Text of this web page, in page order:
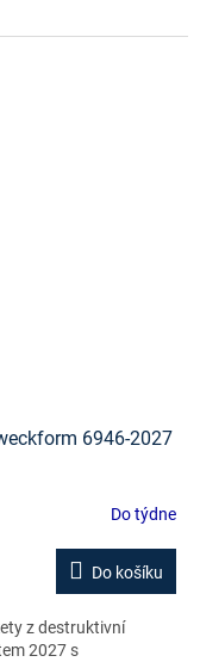
6946-2027
Do týdne
Do košíku
z destruktivní
2027 s